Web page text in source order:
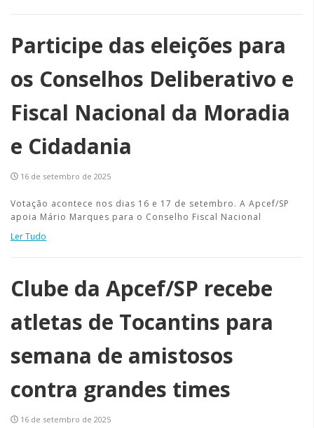
Participe das eleições para
os Conselhos Deliberativo e
Fiscal Nacional da Moradia
e Cidadania
16 de setembro de 2025
Votação acontece nos dias 16 e 17 de setembro. A Apcef/SP
apoia Mário Marques para o Conselho Fiscal Nacional
Ler Tudo
Clube da Apcef/SP recebe
atletas de Tocantins para
semana de amistosos
contra grandes times
16 de setembro de 2025